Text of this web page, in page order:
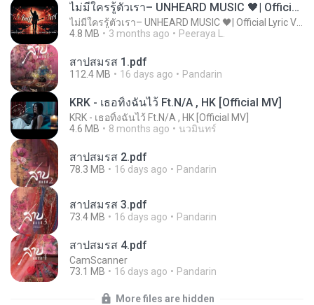
ไม่มีใครรู้ตัวเรา– UNHEARD MUSIC 🖤| Official Lyric Video | เพลงสู้ชีวิต
4.8 MB
3 months ago Peeraya L.
สาปสมรส 1.pdf
112.4 MB 16 days ago Pandarin
KRK - เธอทิ้งฉันไว้ Ft.N/A , HK [Official MV]
KRK - เธอทิ้งฉันไว้ Ft.N/A , HK [Official MV]
4.6 MB
8 months ago นวมินทร์
สาปสมรส 2.pdf
78.3 MB 16 days ago Pandarin
สาปสมรส 3.pdf
73.4 MB 16 days ago Pandarin
สาปสมรส 4.pdf
CamScanner
73.1 MB
16 days ago Pandarin
More files are hidden